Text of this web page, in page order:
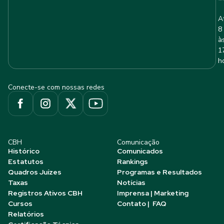
8
Conecte-se com nossas redes
CBH
Histórico
Estatutos
Quadros Juízes
Taxas
Registros Ativos CBH
Cursos
Relatórios
Comunicação
Comunicados
Rankings
Programas e Resultados
Notícias
Imprensa | Marketing
Contato | FAQ